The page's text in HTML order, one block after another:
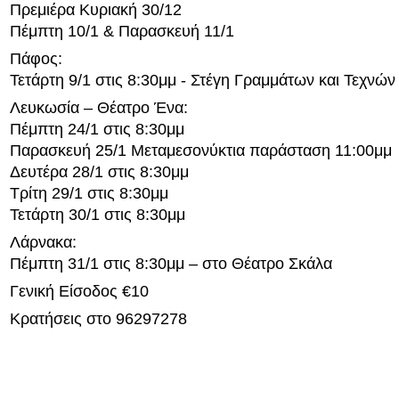
Πρεμιέρα Κυριακή 30/12
Πέμπτη 10/1 & Παρασκευή 11/1
Πάφος:
Τετάρτη 9/1 στις 8:30μμ - Στέγη Γραμμάτων και Τεχνών
Λευκωσία – Θέατρο Ένα:
Πέμπτη 24/1 στις 8:30μμ
Παρασκευή 25/1 Μεταμεσονύκτια παράσταση 11:00μμ
Δευτέρα 28/1 στις 8:30μμ
Τρίτη 29/1 στις 8:30μμ
Τετάρτη 30/1 στις 8:30μμ
Λάρνακα:
Πέμπτη 31/1 στις 8:30μμ – στο Θέατρο Σκάλα
Γενική Είσοδος €10
Κρατήσεις στο 96297278